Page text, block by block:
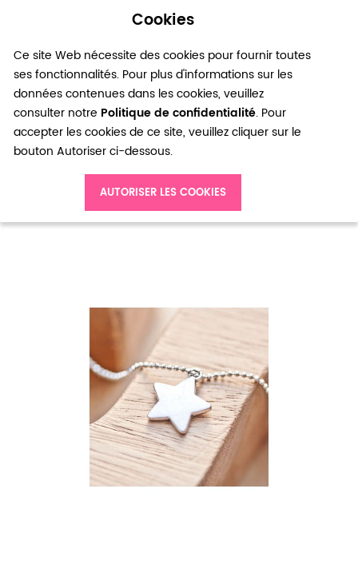
Cookies
Ce site Web nécessite des cookies pour fournir toutes
ses fonctionnalités. Pour plus d'informations sur les
données contenues dans les cookies, veuillez
consulter notre Politique de confidentialité. Pour
accepter les cookies de ce site, veuillez cliquer sur le
bouton Autoriser ci-dessous.
AUTORISER LES COOKIES
0
Breloque Étoile épaisse Argent vieilli x 6